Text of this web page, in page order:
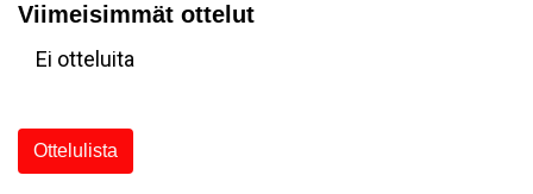
Viimeisimmät ottelut
Ei otteluita
Ottelulista